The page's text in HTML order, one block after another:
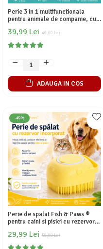
Perie 3 in 1 multifunctionala
pentru animale de companie, cu
si dozator incorporat, ideala in
ingrijirea animalelor de
companie, reincarcabila prin
49,00 Lei
39,99 Lei
ADAUGA IN COS
-49%
Perie de spalat Fish & Paws ®
pentru caini si pisici cu rezervor
multifunctionala de ingrijire
pentru animale de companie,
59,00 Lei
29,99 Lei